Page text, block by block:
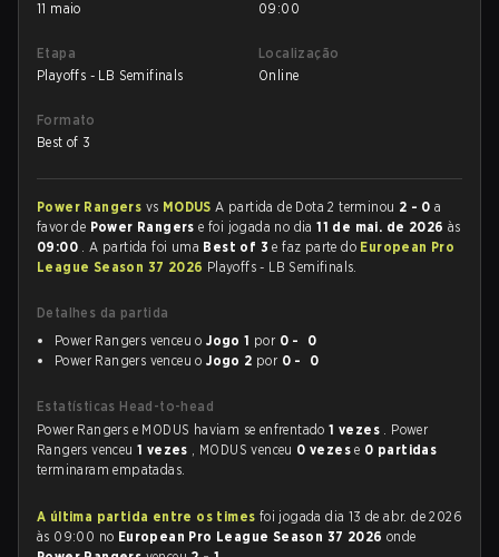
11 maio
09:00
Etapa
Playoffs - LB Semifinals
Localização
Online
Formato
Best of 3
Power Rangers vs MODUSA partida de Dota 2 terminou 2 - 0 a
favor de Power Rangerse foi jogada no dia11 de mai. de 2026 às
09:00 . A partida foi uma Best of 3e faz parte do European Pro
League Season 37 2026 Playoffs - LB Semifinals.
Detalhes da partida
Power Rangers venceu oJogo 1 por 0 - 0
Power Rangers venceu oJogo 2 por 0 - 0
Estatísticas Head-to-head
Power Rangers e MODUS haviam se enfrentado1 vezes . Power
Rangers venceu1 vezes , MODUS venceu 0 vezese 0 partidas
terminaram empatadas.
A última partida entre os times foi jogada dia 13 de abr. de 2026
às 09:00 no European Pro League Season 37 2026 onde